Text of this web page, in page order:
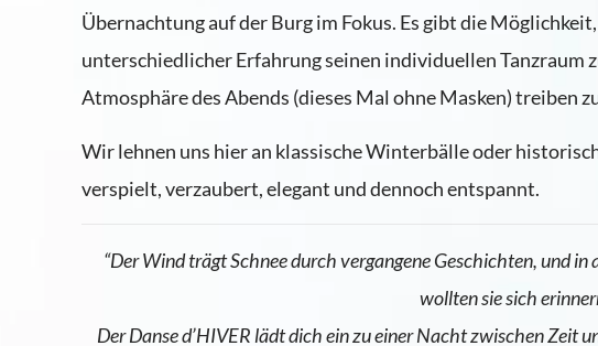
Übernachtung auf der Burg im Fokus. Es gibt die
unterschiedlicher Erfahrung seinen individuellen Tanzraum
Atmosphäre des Abends (dieses Mal ohne Masken) treiben
Wir lehnen uns hier an klassische Winterbälle oder
verspielt, verzaubert, elegant und dennoch entspannt.
“Der Wind trägt Schnee durch vergangene Geschichten, und
wollten sie sich
Der Danse d’HIVER lädt dich ein zu einer Nacht zwischen Zeit